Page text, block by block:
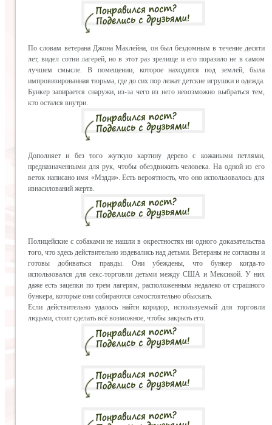
По словам ветерана Джона Маклейна, он был бездомным в течение десяти
лет, видел сотни лагерей, но в этот раз зрелище и его поразило не в самом
лучшем смысле. В помещении, которое находится под землей, была
импровизированная тюрьма, где до сих пор лежат детские игрушки и одежда.
Бункер запирается снаружи, из-за чего из него невозможно выбраться тем,
кто остался внутри.
Дополняет и без того жуткую картину дерево с кожаными петлями,
предназначенными для рук, чтобы обездвижить человека. На одной из его
веток написано имя «Мэдди». Есть вероятность, что оно использовалось для
изнасилований жертв.
Полицейские с собаками не нашли в окрестностях ни одного доказательства
того, что здесь действительно издевались над детьми. Ветераны не согласны и
готовы добиваться правды. Они убеждены, что бункер когда-то
использовался для секс-торговли детьми между США и Мексикой. У них
даже есть зацепки по трем лагерям, расположенным недалеко от страшного
бункера, которые они собираются самостоятельно обыскать.
Если действительно удалось найти коридор, используемый для торговли
людьми, стоит сделать всё возможное, чтобы закрыть его.